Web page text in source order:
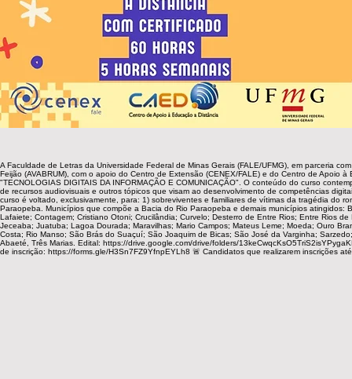
A Faculdade de Letras da Universidade Federal de Minas Gerais (FALE/UFMG), em parceria
Feijão (AVABRUM), com o apoio do Centro de Extensão (CENEX/FALE) e do Centro de Apoio
"TECNOLOGIAS DIGITAIS DA INFORMAÇÃO E COMUNICAÇÃO". O conteúdo do curso
de recursos audiovisuais e outros tópicos que visam ao desenvolvimento de competências
curso é voltado, exclusivamente, para: 1) sobreviventes e familiares de vítimas da tragédia do
Paraopeba. Municípios que compõe a Bacia do Rio Paraopeba e demais municípios
Lafaiete; Contagem; Cristiano Otoni; Crucilândia; Curvelo; Desterro de Entre Rios; Entre Rios
Jeceaba; Juatuba; Lagoa Dourada; Maravilhas; Mario Campos; Mateus Leme; Moeda; Ouro
Costa; Rio Manso; São Brás do Suaçuí; São Joaquim de Bicas; São José da Varginha;
Abaeté, Três Marias. Edital: https://drive.google.com/drive/folders/
de inscrição: https://forms.gle/H3Sn7FZ9YfnpEYLh8 🚨 Candidatos que realizarem inscrições